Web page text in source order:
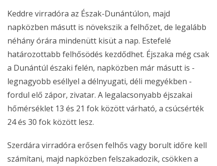
Keddre virradóra az Észak-Dunántúlon, majd
napközben másutt is növekszik a felhőzet, de legalább
néhány órára mindenütt kisüt a nap. Estefelé
határozottabb felhősödés kezdődhet. Éjszaka még csak
a Dunántúl északi felén, napközben már másutt is -
legnagyobb eséllyel a délnyugati, déli megyékben -
fordul elő zápor, zivatar. A legalacsonyabb éjszakai
hőmérséklet 13 és 21 fok között várható, a csúcsérték
24 és 30 fok között lesz.
Szerdára virradóra erősen felhős vagy borult időre kell
számítani, majd napközben felszakadozik, csökken a